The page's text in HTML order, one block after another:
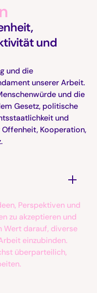
und
und die
unserer Arbeit.
und die
Gesetz, politische
und
Kooperation,
Perspektiven und
zu akzeptieren und
Wert darauf, diverse
einzubinden.
überparteilich,